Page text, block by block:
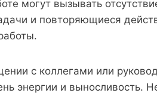
могут вызывать
и повторяющиеся
с коллегами или
энергии и выносливость.